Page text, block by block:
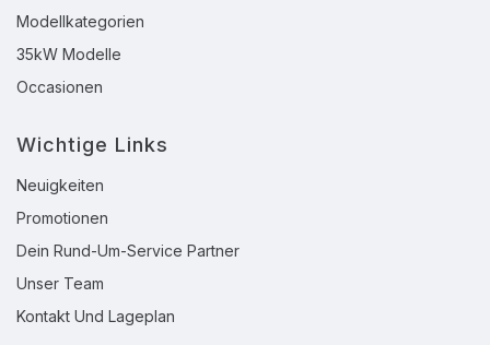
Modellkategorien
35kW Modelle
Occasionen
Wichtige Links
Neuigkeiten
Promotionen
Dein Rund-Um-Service Partner
Unser Team
Kontakt Und Lageplan